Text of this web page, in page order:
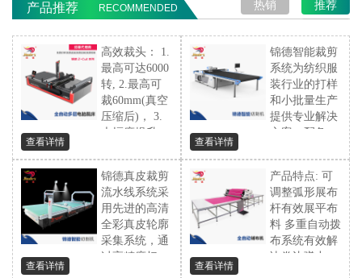
产品推荐 RECOMMENDED 推荐
热销
高效裁头： 1.
最高可达6000
转, 2.最高可
裁60mm(真空
压缩后)， 3.
大幅度提升
查看详情
锦德智能裁剪
系统为纺织服
装行业的打样
和小批量生产
提供专业解决
方案。配备...
查看详情
锦德真皮裁剪
流水线系统采
用先进的高清
全彩真皮轮廓
采集系统，通
过高精度扫
查看详情
产品特点: 可
调整弧形展布
杆有效展平布
料 多重自动拨
布系统有效解
决卷边弹力...
查看详情